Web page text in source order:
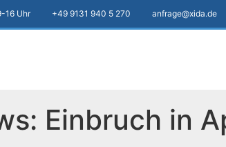
16 Uhr +49 9131 940 5 270 anfrage@xida.de
Einbruch in